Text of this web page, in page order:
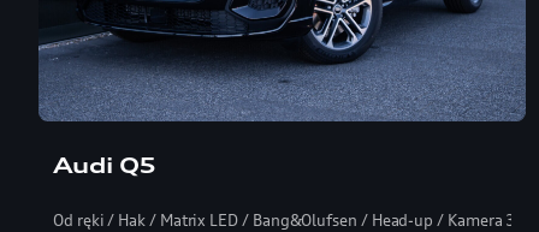
Audi Q5
Od ręki / Hak / Matrix LED / Bang&Olufsen / Head-up / Kamera 360